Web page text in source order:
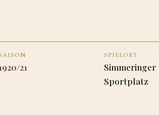
21
SPIELORT
Simmeringer
Sportplatz